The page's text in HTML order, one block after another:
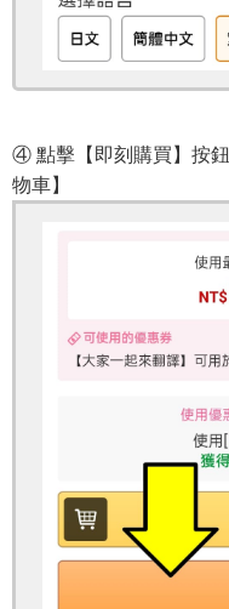
④ 點擊【即刻購買】按
物車】